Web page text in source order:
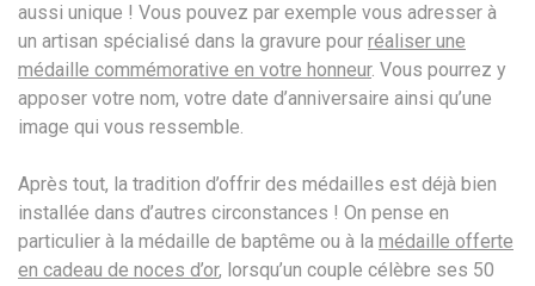
aussi unique ! Vous pouvez par exemple vous adresser à
un artisan spécialisé dans la gravure pour réaliser une
médaille commémorative en votre honneur. Vous pourrez y
apposer votre nom, votre date d’anniversaire ainsi qu’une
image qui vous ressemble.
Après tout, la tradition d’offrir des médailles est déjà bien
installée dans d’autres circonstances ! On pense en
particulier à la médaille de baptême ou à la médaille offerte
en cadeau de noces d’or, lorsqu’un couple célèbre ses 50